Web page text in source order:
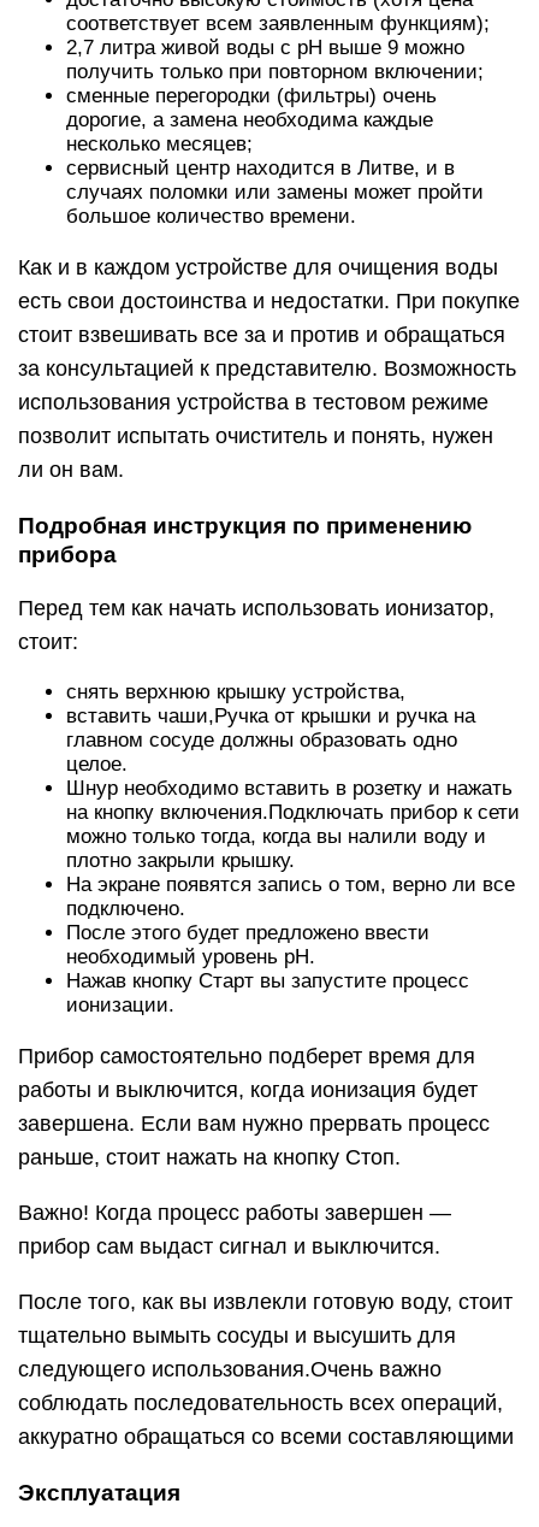
соответствует всем заявленным функциям);
2,7 литра живой воды с рН выше 9 можно
получить только при повторном включении;
сменные перегородки (фильтры) очень
дорогие, а замена необходима каждые
несколько месяцев;
сервисный центр находится в Литве, и в
случаях поломки или замены может пройти
большое количество времени.
Как и в каждом устройстве для очищения воды
есть свои достоинства и недостатки. При покупке
стоит взвешивать все за и против и обращаться
за консультацией к представителю. Возможность
использования устройства в тестовом режиме
позволит испытать очиститель и понять, нужен
ли он вам.
Подробная инструкция по применению
прибора
Перед тем как начать использовать ионизатор,
стоит:
снять верхнюю крышку устройства,
вставить чаши,Ручка от крышки и ручка на
главном сосуде должны образовать одно
целое.
Шнур необходимо вставить в розетку и нажать
на кнопку включения.Подключать прибор к сети
можно только тогда, когда вы налили воду и
плотно закрыли крышку.
На экране появятся запись о том, верно ли все
подключено.
После этого будет предложено ввести
необходимый уровень рН.
Нажав кнопку Старт вы запустите процесс
ионизации.
Прибор самостоятельно подберет время для
работы и выключится, когда ионизация будет
завершена. Если вам нужно прервать процесс
раньше, стоит нажать на кнопку Стоп.
Важно! Когда процесс работы завершен —
прибор сам выдаст сигнал и выключится.
После того, как вы извлекли готовую воду, стоит
тщательно вымыть сосуды и высушить для
следующего использования.Очень важно
соблюдать последовательность всех операций,
аккуратно обращаться со всеми составляющими
Эксплуатация